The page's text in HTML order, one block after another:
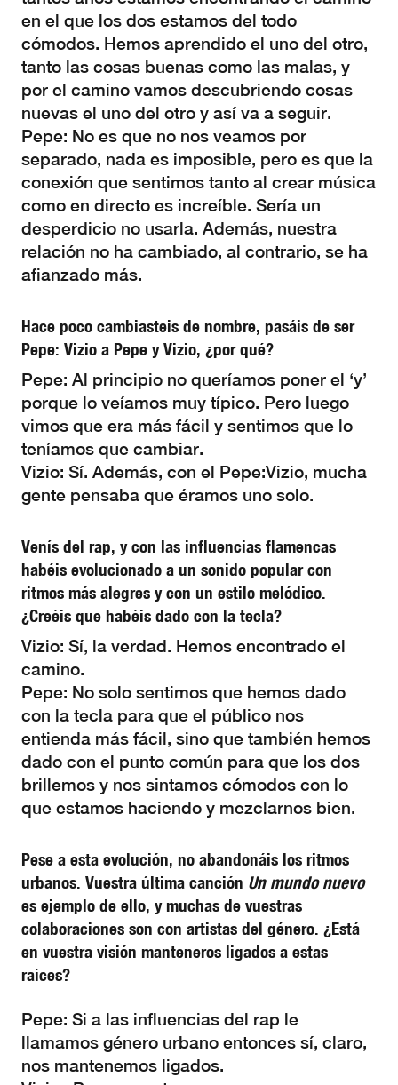
en el que los dos estamos del todo
cómodos. Hemos aprendido el uno del otro,
tanto las cosas buenas como las malas, y
por el camino vamos descubriendo cosas
nuevas el uno del otro y así va a seguir.
Pepe: No es que no nos veamos por
separado, nada es imposible, pero es que la
conexión que sentimos tanto al crear música
como en directo es increíble. Sería un
desperdicio no usarla. Además, nuestra
relación no ha cambiado, al contrario, se ha
afianzado más.
Hace poco cambiasteis de nombre, pasáis de ser
Pepe: Vizio a Pepe y Vizio, ¿por qué?
Pepe: Al principio no queríamos poner el ‘y’
porque lo veíamos muy típico. Pero luego
vimos que era más fácil y sentimos que lo
teníamos que cambiar.
Vizio: Sí. Además, con el Pepe:Vizio, mucha
gente pensaba que éramos uno solo.
Venís del rap, y con las influencias flamencas
habéis evolucionado a un sonido popular con
ritmos más alegres y con un estilo melódico.
¿Creéis que habéis dado con la tecla?
Vizio: Sí, la verdad. Hemos encontrado el
camino.
Pepe: No solo sentimos que hemos dado
con la tecla para que el público nos
entienda más fácil, sino que también hemos
dado con el punto común para que los dos
brillemos y nos sintamos cómodos con lo
que estamos haciendo y mezclarnos bien.
Pese a esta evolución, no abandonáis los ritmos
urbanos. Vuestra última canción Un mundo nuevo
es ejemplo de ello, y muchas de vuestras
colaboraciones son con artistas del género. ¿Está
en vuestra visión manteneros ligados a estas
raíces?
Pepe: Si a las influencias del rap le
llamamos género urbano entonces sí, claro,
nos mantenemos ligados.